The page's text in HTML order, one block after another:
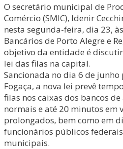
O secretário municipal de
Comércio (SMIC), Idenir
nesta segunda-feira, dia 23,
Bancários de Porto Alegre e
objetivo da entidade é
lei das filas na capital.
Sancionada no dia 6 de junho
Fogaça, a nova lei prevê
filas nos caixas dos bancos
normais e até 20 minutos em
prolongados, bem como em
funcionários públicos
municipais.